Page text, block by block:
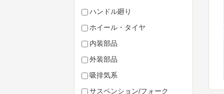
ハンドル廻り
ホイール・タイヤ
内装部品
外装部品
吸排気系
サスペンション/フォーク